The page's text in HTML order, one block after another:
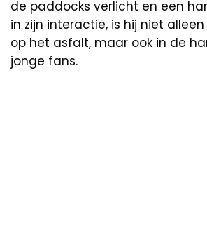
de paddocks verlicht en een
in zijn interactie, is hij niet
op het asfalt, maar ook in de
jonge fans.